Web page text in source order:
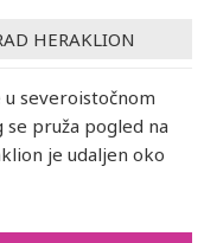
HERAKLION
u severoistočnom
pruža pogled na
je udaljen oko